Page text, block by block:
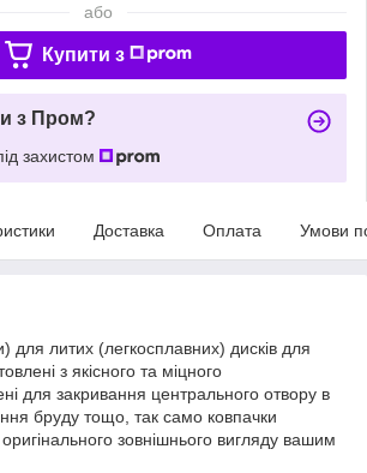
або
Купити з
з Пром?
захистом
Доставка Оплата Умови
для литих (легкосплавних) дисків для
з якісного та міцного
для закривання центрального отвору в
бруду тощо, так само ковпачки
зовнішнього вигляду вашим